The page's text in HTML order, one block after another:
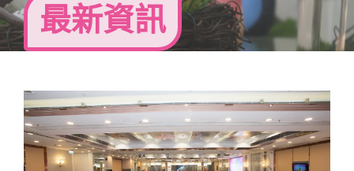
最新資訊
View
Larger
Image